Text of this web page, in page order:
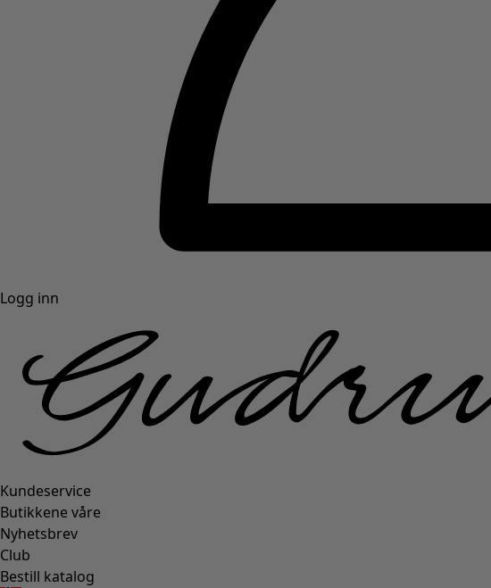
Logg inn
Kundeservice
Butikkene våre
Nyhetsbrev
Club
Bestill katalog